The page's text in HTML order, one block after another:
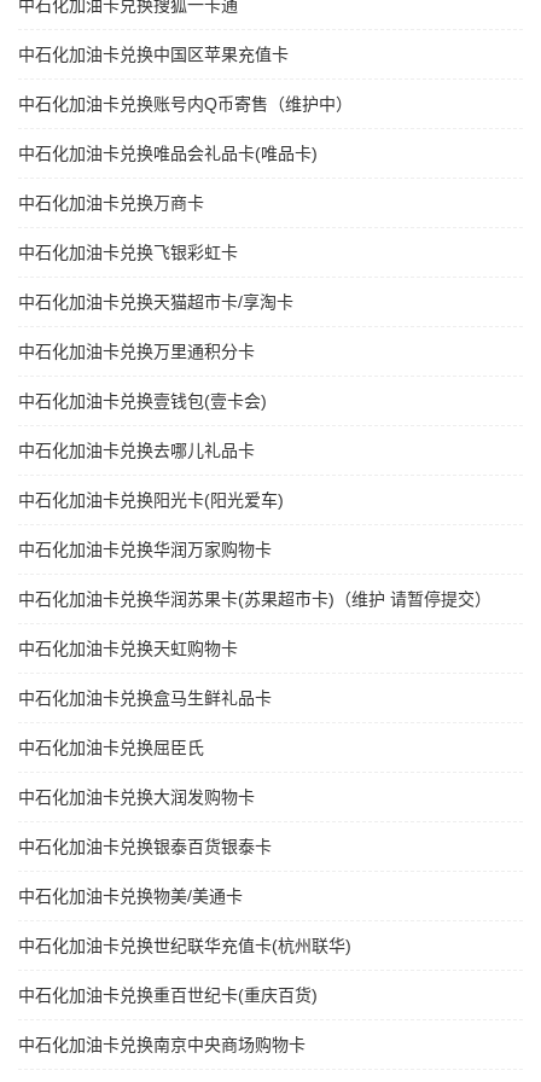
中石化加油卡兑换搜狐一卡通
中石化加油卡兑换中国区苹果充值卡
中石化加油卡兑换账号内Q币寄售（维护中）
中石化加油卡兑换唯品会礼品卡(唯品卡)
中石化加油卡兑换万商卡
中石化加油卡兑换飞银彩虹卡
中石化加油卡兑换天猫超市卡/享淘卡
中石化加油卡兑换万里通积分卡
中石化加油卡兑换壹钱包(壹卡会)
中石化加油卡兑换去哪儿礼品卡
中石化加油卡兑换阳光卡(阳光爱车)
中石化加油卡兑换华润万家购物卡
中石化加油卡兑换华润苏果卡(苏果超市卡)（维护 请暂停提交）
中石化加油卡兑换天虹购物卡
中石化加油卡兑换盒马生鲜礼品卡
中石化加油卡兑换屈臣氏
中石化加油卡兑换大润发购物卡
中石化加油卡兑换银泰百货银泰卡
中石化加油卡兑换物美/美通卡
中石化加油卡兑换世纪联华充值卡(杭州联华)
中石化加油卡兑换重百世纪卡(重庆百货)
中石化加油卡兑换南京中央商场购物卡